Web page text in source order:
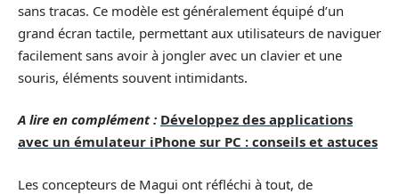
sans tracas. Ce modèle est généralement équipé d’un
grand écran tactile, permettant aux utilisateurs de naviguer
facilement sans avoir à jongler avec un clavier et une
souris, éléments souvent intimidants.
A lire en complément : Développez des applications
avec un émulateur iPhone sur PC : conseils et astuces
Les concepteurs de Magui ont réfléchi à tout, de